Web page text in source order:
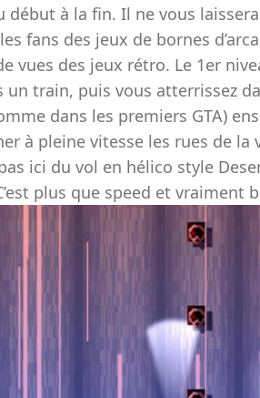
début à la fin. Il ne vous
fans des jeux de bornes
vues des jeux rétro. Le 1er
un train, puis vous atterrissez
dans les premiers GTA)
à pleine vitesse les rues de la
ici du vol en hélico style
plus que speed et vraiment